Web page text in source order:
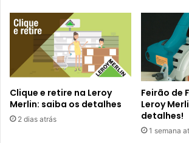
Clique e retire na Leroy
Merlin: saiba os detalhes
2 dias atrás
Feirão de
Leroy
detalhes!
1 semana